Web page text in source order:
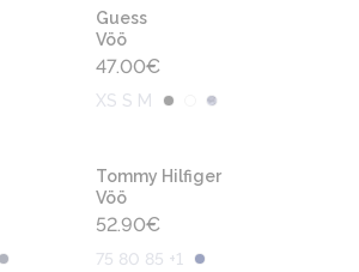
Guess
Vöö
47.00€
XS S M
Tommy Hilfiger
Vöö
52.90€
75 80 85 +1